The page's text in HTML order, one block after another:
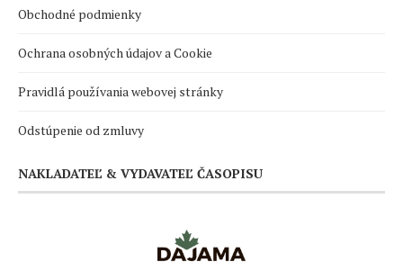
Obchodné podmienky
Ochrana osobných údajov a Cookie
Pravidlá používania webovej stránky
Odstúpenie od zmluvy
NAKLADATEĽ & VYDAVATEĽ ČASOPISU